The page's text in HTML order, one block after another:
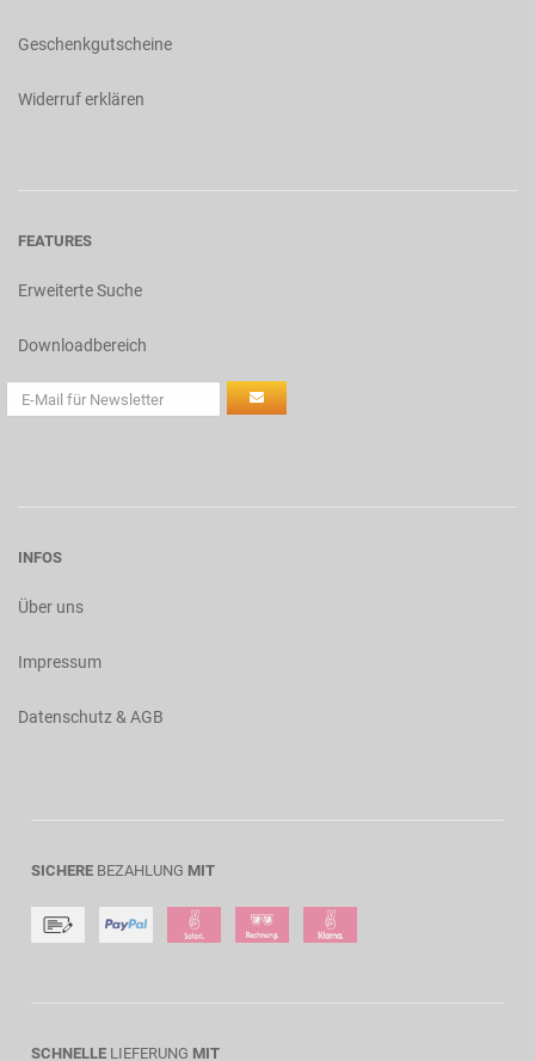
Geschenkgutscheine
Widerruf erklären
FEATURES
Erweiterte Suche
Downloadbereich
INFOS
Über uns
Impressum
Datenschutz & AGB
SICHERE BEZAHLUNG MIT
SCHNELLE LIEFERUNG MIT